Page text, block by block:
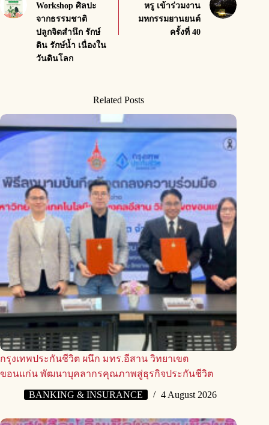
Workshop ศิลปะ
จากธรรมชาติ
ปลูกจิตสำนึก รักษ์
ดิน รักษ์น้ำ เนื่องใน
วันดินโลก
หรู เข้าร่วมงาน
มหกรรมยานยนต์
ครั้งที่ 40
Related Posts
กรุงเทพประกันชีวิต ผนึก มทร.อีสาน วิทยาเขต
ขอนแก่น พัฒนาบุคลากรคุณภาพสู่ธุรกิจประกันชีวิต
BANKING & INSURANCE 4 August 2026